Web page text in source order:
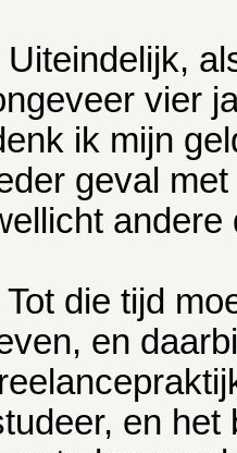
Uiteindelijk,
vier
ik mijn
geval
andere
Tot die tijd
en
en het